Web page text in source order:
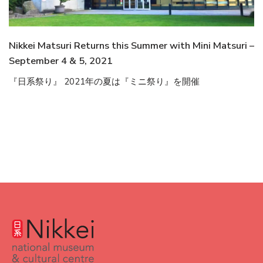
Nikkei Matsuri Returns this Summer with Mini Matsuri –
September 4 & 5, 2021
『日系祭り』 2021年の夏は『ミニ祭り』を開催